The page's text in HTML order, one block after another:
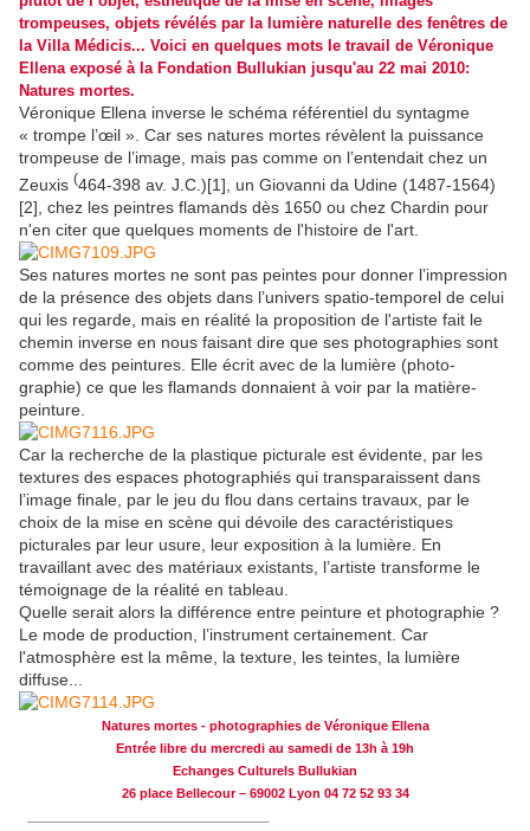
trompeuses, objets révélés par la lumière naturelle des fenêtres de
la Villa Médicis... Voici en quelques mots le travail de Véronique
Ellena exposé à la Fondation Bullukian jusqu'au 22 mai 2010:
Natures mortes.
Véronique Ellena inverse le schéma référentiel du syntagme
« trompe l’œil ». Car ses natures mortes révèlent la puissance
trompeuse de l’image, mais pas comme on l’entendait chez un
Zeuxis (464-398 av. J.C.)[1], un Giovanni da Udine (1487-1564)
[2], chez les peintres flamands dès 1650 ou chez Chardin pour
n'en citer que quelques moments de l'histoire de l'art.
Ses natures mortes ne sont pas peintes pour donner l’impression
de la présence des objets dans l’univers spatio-temporel de celui
qui les regarde, mais en réalité la proposition de l'artiste fait le
chemin inverse en nous faisant dire que ses photographies sont
comme des peintures. Elle écrit avec de la lumière (photo-
graphie) ce que les flamands donnaient à voir par la matière-
peinture.
Car la recherche de la plastique picturale est évidente, par les
textures des espaces photographiés qui transparaissent dans
l’image finale, par le jeu du flou dans certains travaux, par le
choix de la mise en scène qui dévoile des caractéristiques
picturales par leur usure, leur exposition à la lumière. En
travaillant avec des matériaux existants, l’artiste transforme le
témoignage de la réalité en tableau.
Quelle serait alors la différence entre peinture et photographie ?
Le mode de production, l’instrument certainement. Car
l'atmosphère est la même, la texture, les teintes, la lumière
diffuse...
Natures mortes - photographies de Véronique Ellena
Entrée libre du mercredi au samedi de 13h à 19h
Echanges Culturels Bullukian
26 place Bellecour – 69002 Lyon 04 72 52 93 34